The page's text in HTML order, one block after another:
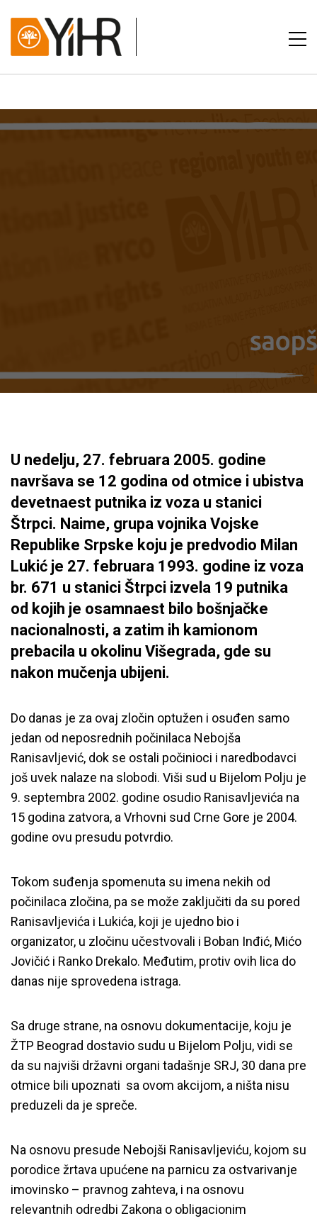
U nedelju, 27. februara 2005. godine
navršava se 12 godina od otmice i ubistva
devetnaest putnika iz voza u stanici
Štrpci. Naime, grupa vojnika Vojske
Republike Srpske koju je predvodio Milan
Lukić je 27. februara 1993. godine iz voza
br. 671 u stanici Štrpci izvela 19 putnika
od kojih je osamnaest bilo bošnjačke
nacionalnosti, a zatim ih kamionom
prebacila u okolinu Višegrada, gde su
nakon mučenja ubijeni.
Do danas je za ovaj zločin optužen i osuđen samo
jedan od neposrednih počinilaca Nebojša
Ranisavljević, dok se ostali počinioci i naredbodavci
još uvek nalaze na slobodi. Viši sud u Bijelom Polju je
9. septembra 2002. godine osudio Ranisavljevića na
15 godina zatvora, a Vrhovni sud Crne Gore je 2004.
godine ovu presudu potvrdio.
Tokom suđenja spomenuta su imena nekih od
počinilaca zločina, pa se može zaključiti da su pored
Ranisavljevića i Lukića, koji je ujedno bio i
organizator, u zločinu učestvovali i Boban Inđić, Mićo
Jovičić i Ranko Drekalo. Međutim, protiv ovih lica do
danas nije sprovedena istraga.
Sa druge strane, na osnovu dokumentacije, koju je
ŽTP Beograd dostavio sudu u Bijelom Polju, vidi se
da su najviši državni organi tadašnje SRJ, 30 dana pre
otmice bili upoznati sa ovom akcijom, a ništa nisu
preduzeli da je spreče.
Na osnovu presude Nebojši Ranisavljeviću, kojom su
porodice žrtava upućene na parnicu za ostvarivanje
imovinsko – pravnog zahteva, i na osnovu
relevantnih odredbi Zakona o obligacionim